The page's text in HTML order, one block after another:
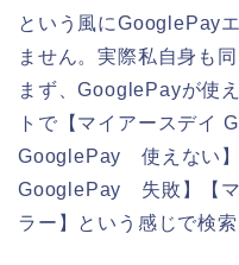
という風にGooglePay
ません。実際私自身も
まず、GooglePayが使
トで【マイアースデイ
GooglePay 使えない】
GooglePay 失敗】【
ラー】という感じで検索